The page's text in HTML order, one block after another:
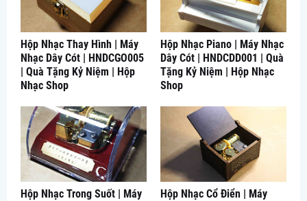
Hộp Nhạc Thay Hình | Máy
Nhạc Dây Cót | HNDCGO005
| Quà Tặng Kỷ Niệm | Hộp
Nhạc Shop
Hộp Nhạc Piano | Máy Nhạc
Dây Cót | HNDCDD001 | Quà
Tặng Kỷ Niệm | Hộp Nhạc
Shop
Hộp Nhạc Trong Suốt | Máy
Hộp Nhạc Cổ Điển | Máy